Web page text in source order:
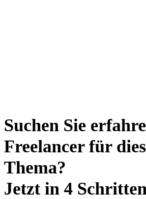
Suchen Sie
Freelancer für
Thema?
Jetzt in 4